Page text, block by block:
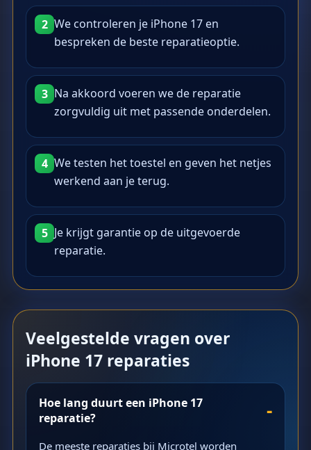
2 We controleren je iPhone 17 en
bespreken de beste reparatieoptie.
3 Na akkoord voeren we de reparatie
zorgvuldig uit met passende onderdelen.
4 We testen het toestel en geven het netjes
werkend aan je terug.
5 Je krijgt garantie op de uitgevoerde
reparatie.
Veelgestelde vragen over
iPhone 17 reparaties
Hoe lang duurt een iPhone 17
reparatie?
De meeste reparaties bij Microtel worden